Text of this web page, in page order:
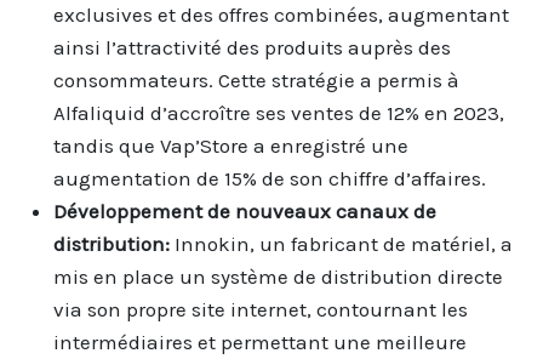
exclusives et des offres combinées, augmentant
ainsi l’attractivité des produits auprès des
consommateurs. Cette stratégie a permis à
Alfaliquid d’accroître ses ventes de 12% en 2023,
tandis que Vap’Store a enregistré une
augmentation de 15% de son chiffre d’affaires.
Développement de nouveaux canaux de
distribution: Innokin, un fabricant de matériel, a
mis en place un système de distribution directe
via son propre site internet, contournant les
intermédiaires et permettant une meilleure